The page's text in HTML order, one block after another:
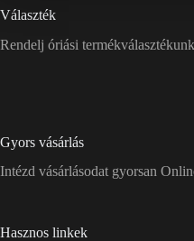
Választék
Rendelj óriási
Gyors vásárlás
Intézd vásárlásodat gyorsan
Hasznos linkek